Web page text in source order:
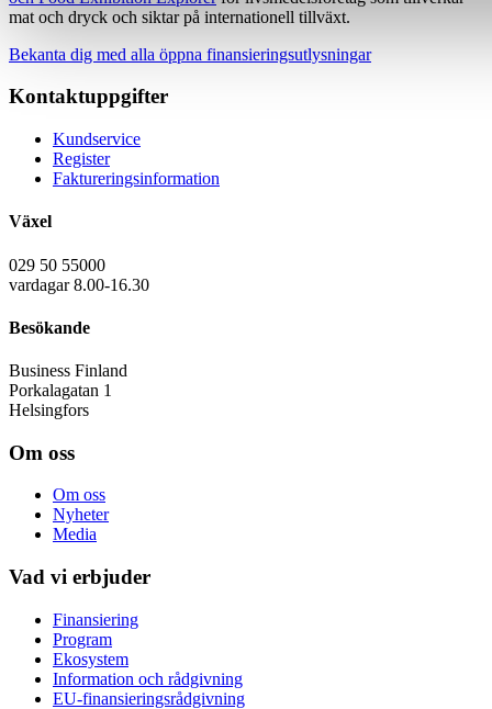
mat och dryck och siktar på internationell tillväxt.
Bekanta dig med alla öppna finansieringsutlysningar
Kontaktuppgifter
Kundservice
Register
Faktureringsinformation
Växel
029 50 55000
vardagar 8.00-16.30
Besökande
Business Finland
Porkalagatan 1
Helsingfors
Om oss
Om oss
Nyheter
Media
Vad vi erbjuder
Finansiering
Program
Ekosystem
Information och rådgivning
EU-finansieringsrådgivning